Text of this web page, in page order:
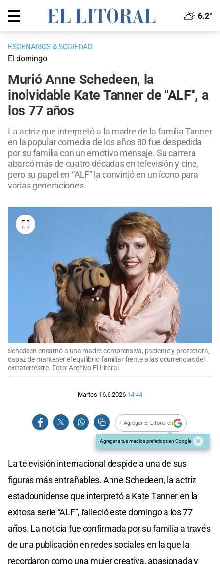
6.2°
ESCENARIOS & SOCIEDAD
El domingo
Murió Anne Schedeen, la
inolvidable Kate Tanner de "ALF", a
los 77 años
La actriz que interpretó a la madre de la familia Tanner
en la popular comedia de los años 80 fue despedida
por su familia con un emotivo mensaje. Su carrera
abarcó más de cuatro décadas en televisión y cine,
pero su papel en “ALF” la convirtió en un ícono para
varias generaciones.
Schedeen encarnó a una madre comprensiva, paciente y protectora,
capaz de mantener el equilibrio familiar frente a las ocurrencias del
extraterrestre. Foto: Archivo El Litoral
Martes 16.6.2026 14:44
+ Agregar El Litoral en
Agregar a tus medios preferidos en Google
La televisión internacional despide a una de sus
figuras más entrañables. Anne Schedeen, la actriz
estadounidense que interpretó a Kate Tanner en la
exitosa serie “ALF”, falleció este domingo a los 77
años. La noticia fue confirmada por su familia a través
de una publicación en redes sociales en la que la
recordaron como una mujer creativa, apasionada y